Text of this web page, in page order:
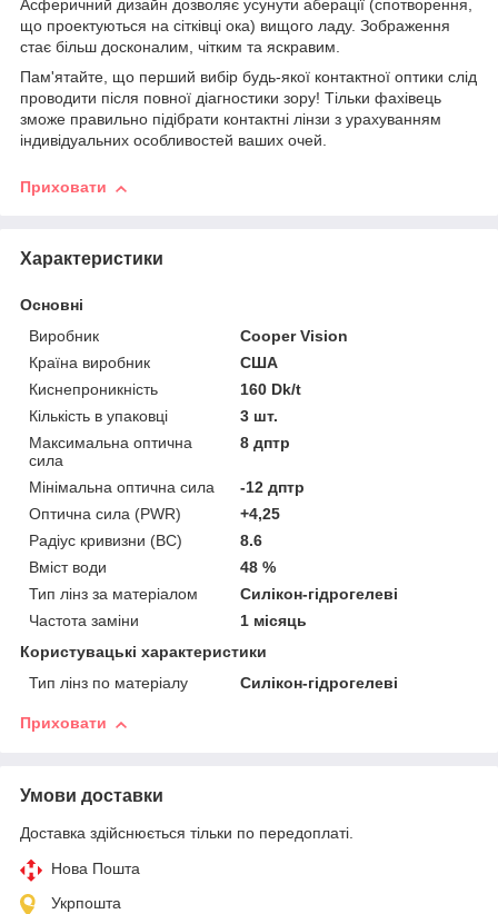
Асферичний дизайн дозволяє усунути аберації (спотворення,
що проектуються на сітківці ока) вищого ладу. Зображення
стає більш досконалим, чітким та яскравим.
Пам'ятайте, що перший вибір будь-якої контактної оптики слід
проводити після повної діагностики зору! Тільки фахівець
зможе правильно підібрати контактні лінзи з урахуванням
індивідуальних особливостей ваших очей.
Приховати
Характеристики
Основні
Виробник
Cooper Vision
Країна виробник
США
Киснепроникність
160 Dk/t
Кількість в упаковці
3 шт.
Максимальна оптична
сила
8 дптр
Мінімальна оптична сила
-12 дптр
Оптична сила (PWR)
+4,25
Радіус кривизни (BC)
8.6
Вміст води
48 %
Тип лінз за матеріалом
Силікон-гідрогелеві
Частота заміни
1 місяць
Користувацькі характеристики
Тип лінз по матеріалу
Силікон-гідрогелеві
Приховати
Умови доставки
Доставка здійснюється тільки по передоплаті.
Нова Пошта
Укрпошта